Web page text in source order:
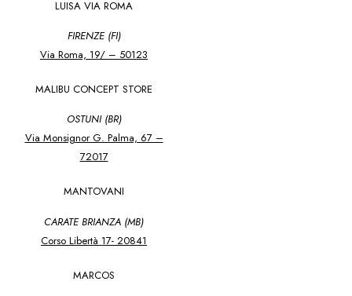
LUISA VIA ROMA
FIRENZE (FI)
Via Roma, 19/ – 50123
MALIBU CONCEPT STORE
OSTUNI (BR)
Via Monsignor G. Palma, 67 –
72017
MANTOVANI
CARATE BRIANZA (MB)
Corso Libertà 17- 20841
MARCOS